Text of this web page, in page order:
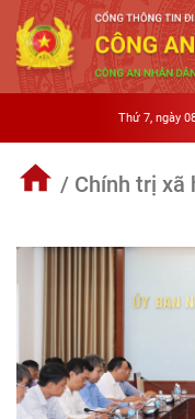
Thứ 7, ngày
/ Chính trị xã